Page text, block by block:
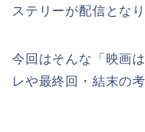
ステリーが配信とな
今回はそんな「映画
レや最終回・結末の